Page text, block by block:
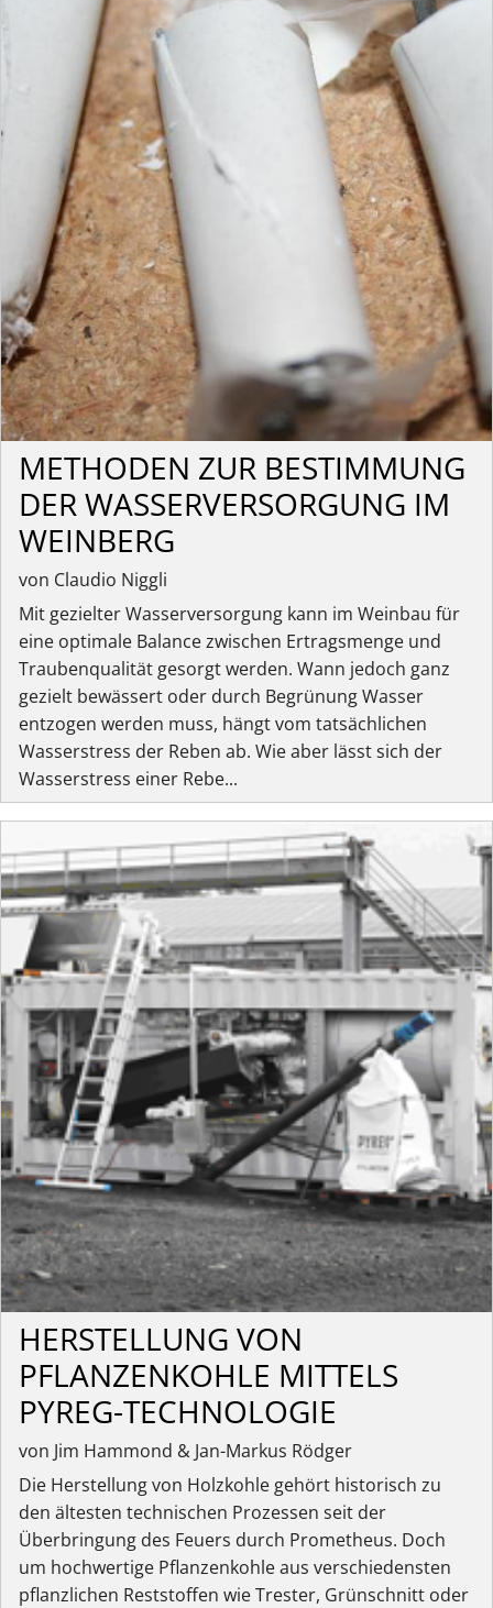
METHODEN ZUR BESTIMMUNG
DER WASSERVERSORGUNG IM
WEINBERG
von Claudio Niggli
Mit gezielter Wasserversorgung kann im Weinbau für
eine optimale Balance zwischen Ertragsmenge und
Traubenqualität gesorgt werden. Wann jedoch ganz
gezielt bewässert oder durch Begrünung Wasser
entzogen werden muss, hängt vom tatsächlichen
Wasserstress der Reben ab. Wie aber lässt sich der
Wasserstress einer Rebe...
HERSTELLUNG VON
PFLANZENKOHLE MITTELS
PYREG-TECHNOLOGIE
von Jim Hammond & Jan-Markus Rödger
Die Herstellung von Holzkohle gehört historisch zu
den ältesten technischen Prozessen seit der
Überbringung des Feuers durch Prometheus. Doch
um hochwertige Pflanzenkohle aus verschiedensten
pflanzlichen Reststoffen wie Trester, Grünschnitt oder